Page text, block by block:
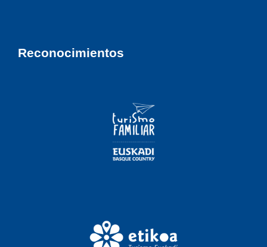
Reconocimientos